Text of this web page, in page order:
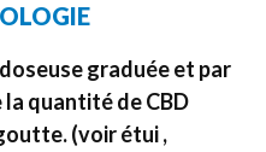
graduée et par
quantité de CBD
(voir étui ,